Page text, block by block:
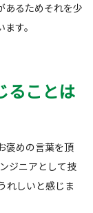
あるためそれを少
す。
ることは
褒めの言葉を頂
ジニアとして技
れしいと感じま